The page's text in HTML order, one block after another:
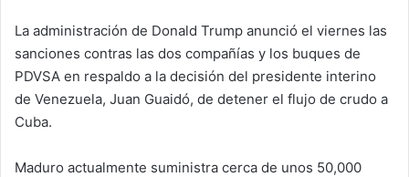
La administración de Donald Trump anunció el viernes las
sanciones contras las dos compañías y los buques de
PDVSA en respaldo a la decisión del presidente interino
de Venezuela, Juan Guaidó, de detener el flujo de crudo a
Cuba.
Maduro actualmente suministra cerca de unos 50,000